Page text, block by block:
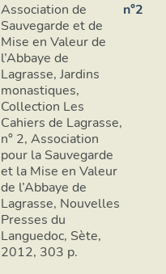
Association de
Sauvegarde et de
Mise en Valeur de
l’Abbaye de
Lagrasse, Jardins
monastiques,
Collection Les
Cahiers de Lagrasse,
n° 2, Association
pour la Sauvegarde
et la Mise en Valeur
de l’Abbaye de
Lagrasse, Nouvelles
Presses du
Languedoc, Sète,
2012, 303 p.
n°2